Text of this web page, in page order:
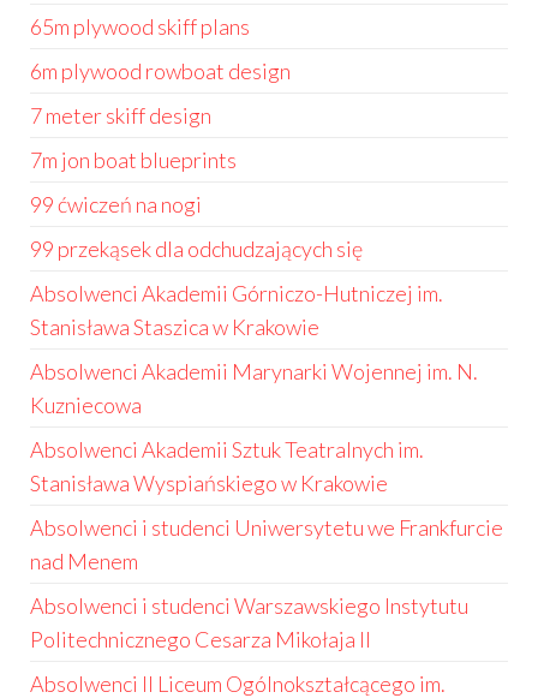
65m plywood skiff plans
6m plywood rowboat design
7 meter skiff design
7m jon boat blueprints
99 ćwiczeń na nogi
99 przekąsek dla odchudzających się
Absolwenci Akademii Górniczo-Hutniczej im.
Stanisława Staszica w Krakowie
Absolwenci Akademii Marynarki Wojennej im. N.
Kuzniecowa
Absolwenci Akademii Sztuk Teatralnych im.
Stanisława Wyspiańskiego w Krakowie
Absolwenci i studenci Uniwersytetu we Frankfurcie
nad Menem
Absolwenci i studenci Warszawskiego Instytutu
Politechnicznego Cesarza Mikołaja II
Absolwenci II Liceum Ogólnokształcącego im.